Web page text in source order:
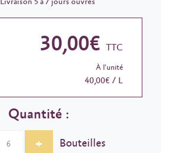
Livraison 5 à 7 jours ouvrés
30,00€ TTC
À l'unité
40,00€ / L
Quantité :
+ Bouteilles